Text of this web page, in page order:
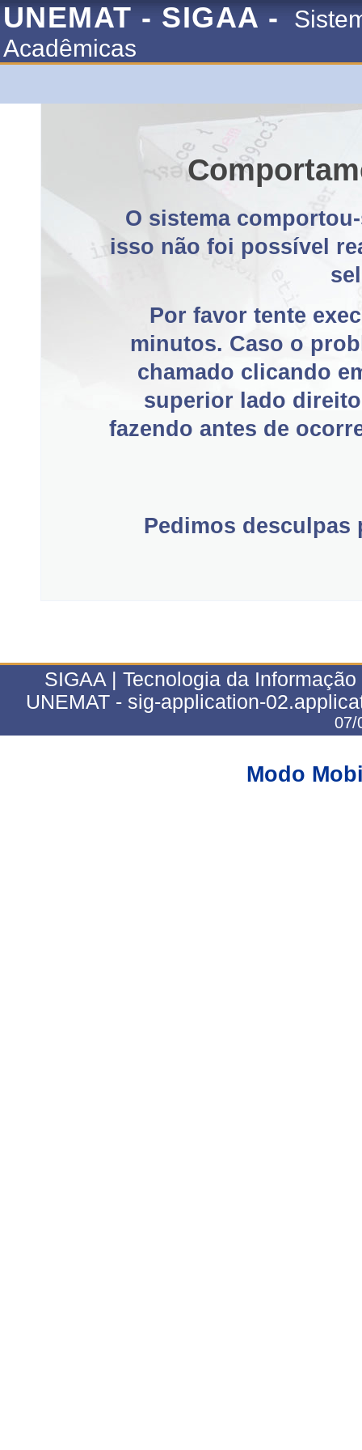
UNEMAT - SIGAA -
Acadêmicas
O sistema
isso não foi possível
Por favor tente
minutos. Caso o
chamado clicando
superior lado
fazendo antes de
Pedimos
SIGAA | Tecnologia da
UNEMAT - sig-application-
07/
Modo